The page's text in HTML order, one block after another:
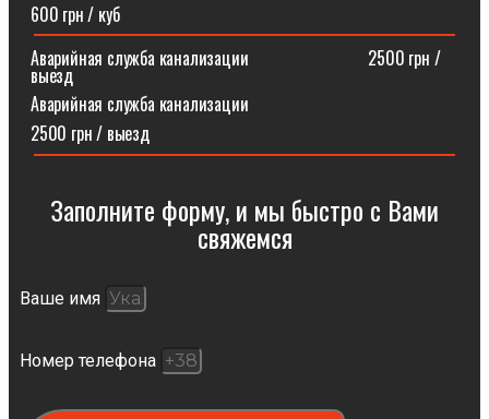
600 грн / куб
Аварийная служба канализации ⠀⠀⠀⠀⠀⠀⠀⠀⠀2500 грн /
выезд
Аварийная служба канализации
2500 грн / выезд
Заполните форму, и мы быстро с Вами
свяжемся​
Ваше имя
Номер телефона